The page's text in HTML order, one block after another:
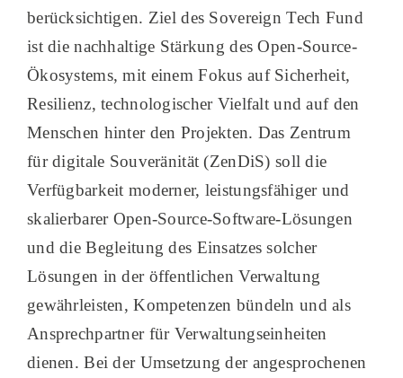
berücksichtigen. Ziel des Sovereign Tech Fund
ist die nachhaltige Stärkung des Open-Source-
Ökosystems, mit einem Fokus auf Sicherheit,
Resilienz, technologischer Vielfalt und auf den
Menschen hinter den Projekten. Das Zentrum
für digitale Souveränität (ZenDiS) soll die
Verfügbarkeit moderner, leistungsfähiger und
skalierbarer Open-Source-Software-Lösungen
und die Begleitung des Einsatzes solcher
Lösungen in der öffentlichen Verwaltung
gewährleisten, Kompetenzen bündeln und als
Ansprechpartner für Verwaltungseinheiten
dienen. Bei der Umsetzung der angesprochenen